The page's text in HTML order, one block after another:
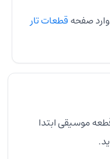
وارد صفحهقطعاتتار
موسیقی ابتدا